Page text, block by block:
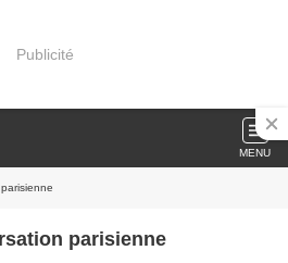
Publicité
MENU
parisienne